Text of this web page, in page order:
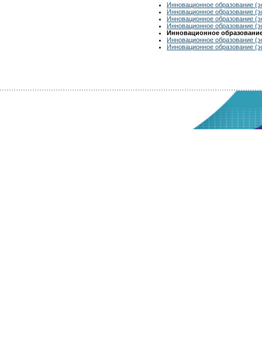
Инновационное образование
Инновационное образование
Инновационное образование
Инновационное образование
Инновационное
Инновационное образование
Инновационное образование